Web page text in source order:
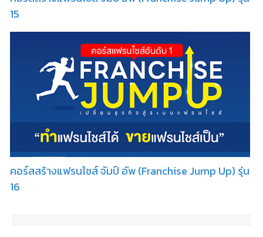
15
คอร์สสร้างแฟรนไชส์ จัมป์ อัพ (Franchise Jump Up) รุ่น
16